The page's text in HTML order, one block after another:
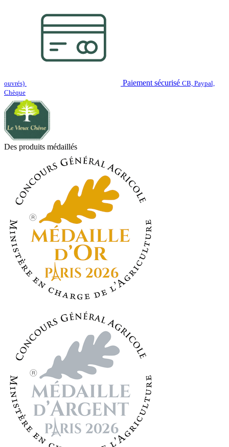
ouvrés) Paiement sécurisé CB, Paypal,
Chèque
Des produits médaillés